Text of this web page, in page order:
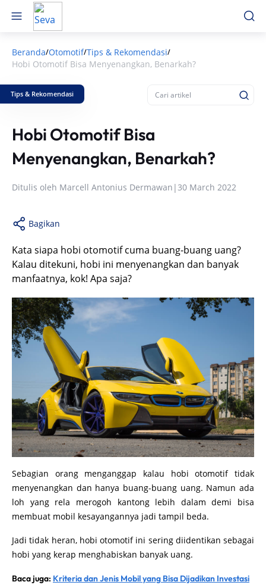
Beranda/Otomotif/Tips & Rekomendasi/
Hobi Otomotif Bisa Menyenangkan, Benarkah?
Tips & Rekomendasi
Hobi Otomotif Bisa
Menyenangkan, Benarkah?
Ditulis oleh Marcell Antonius Dermawan |30 March 2022
Bagikan
Kata siapa hobi otomotif cuma buang-buang uang?
Kalau ditekuni, hobi ini menyenangkan dan banyak
manfaatnya, kok! Apa saja?
Sebagian orang menganggap kalau hobi otomotif tidak
menyenangkan dan hanya buang-buang uang. Namun ada
loh yang rela merogoh kantong lebih dalam demi bisa
membuat mobil kesayangannya jadi tampil beda.
Jadi tidak heran, hobi otomotif ini sering diidentikan sebagai
hobi yang kerap menghabiskan banyak uang.
Baca juga: Kriteria dan Jenis Mobil yang Bisa Dijadikan Investasi